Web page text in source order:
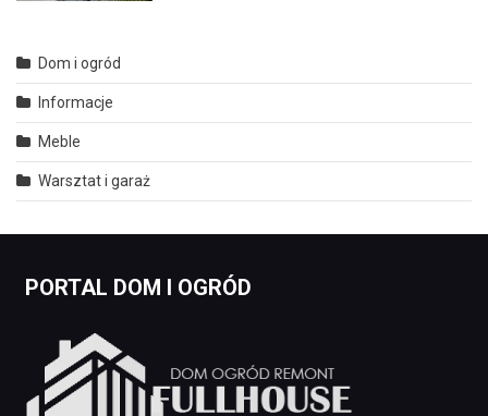
Dom i ogród
Informacje
Meble
Warsztat i garaż
PORTAL DOM I OGRÓD